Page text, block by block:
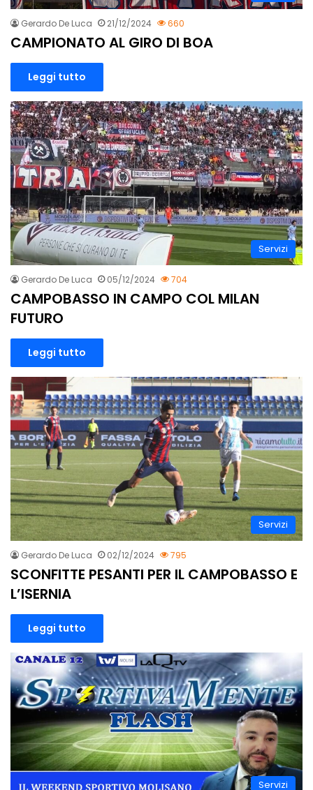
Gerardo De Luca 21/12/2024 660
CAMPIONATO AL GIRO DI BOA
Leggi tutto
Servizi
Gerardo De Luca 05/12/2024 704
CAMPOBASSO IN CAMPO COL MILAN
FUTURO
Leggi tutto
Servizi
Gerardo De Luca 02/12/2024 795
SCONFITTE PESANTI PER IL CAMPOBASSO E
L’ISERNIA
Leggi tutto
Servizi